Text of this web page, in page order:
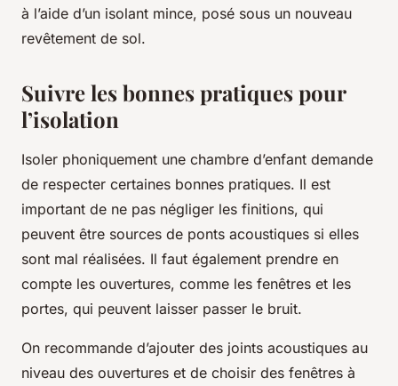
à l’aide d’un isolant mince, posé sous un nouveau
revêtement de sol.
Suivre les bonnes pratiques pour
l’isolation
Isoler phoniquement une chambre d’enfant demande
de respecter certaines bonnes pratiques. Il est
important de ne pas négliger les finitions, qui
peuvent être sources de ponts acoustiques si elles
sont mal réalisées. Il faut également prendre en
compte les ouvertures, comme les fenêtres et les
portes, qui peuvent laisser passer le bruit.
On recommande d’ajouter des joints acoustiques au
niveau des ouvertures et de choisir des fenêtres à